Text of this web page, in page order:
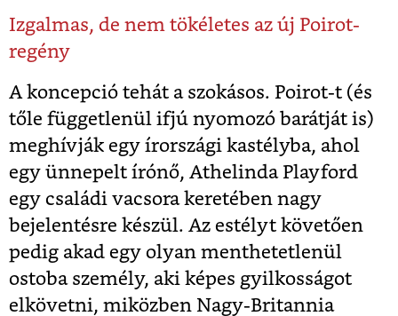
Izgalmas, de nem tökéletes az új Poirot-
regény
A koncepció tehát a szokásos. Poirot-t (és
tőle függetlenül ifjú nyomozó barátját is)
meghívják egy írországi kastélyba, ahol
egy ünnepelt írónő, Athelinda Playford
egy családi vacsora keretében nagy
bejelentésre készül. Az estélyt követően
pedig akad egy olyan menthetetlenül
ostoba személy, aki képes gyilkosságot
elkövetni, miközben Nagy-Britannia